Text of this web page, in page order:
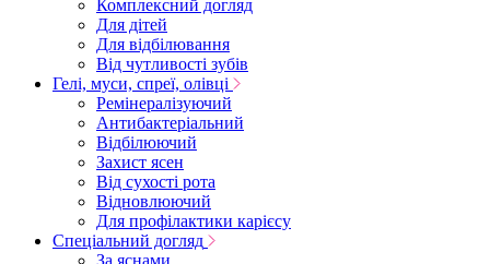
Комплексний догляд
Для дітей
Для відбілювання
Від чутливості зубів
Гелі, муси, спреї, олівці
Ремінералізуючий
Антибактеріальний
Відбілюючий
Захист ясен
Від сухості рота
Відновлюючий
Для профілактики карієсу
Спеціальний догляд
За яснами